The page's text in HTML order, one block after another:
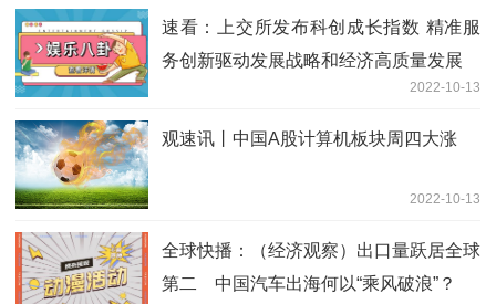
速看：上交所发布科创成长指数 精准服
务创新驱动发展战略和经济高质量发展
2022-10-13
观速讯丨中国A股计算机板块周四大涨
2022-10-13
全球快播：（经济观察）出口量跃居全球
第二 中国汽车出海何以“乘风破浪”？